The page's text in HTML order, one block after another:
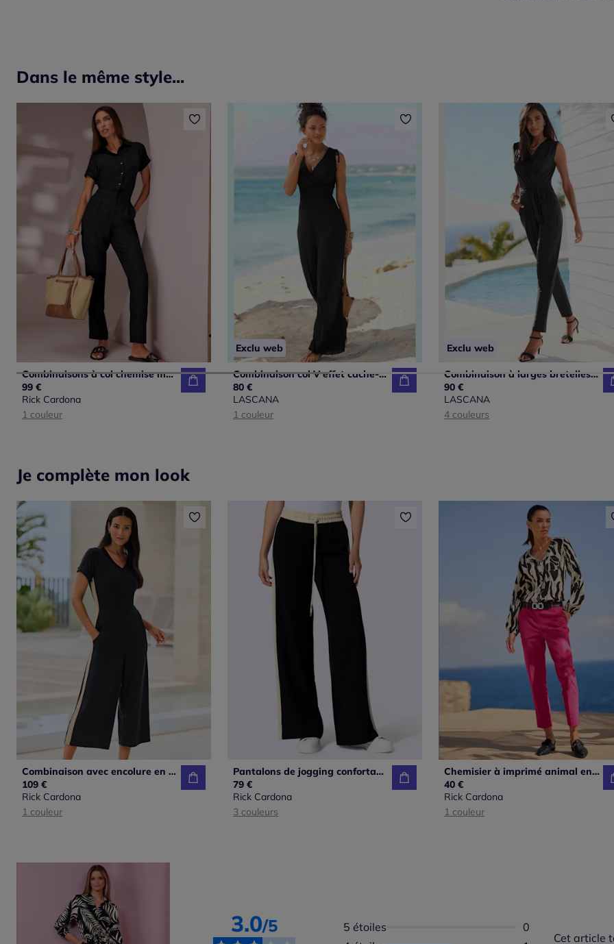
Dans le même style...
Combinaisons à col chemise mancherons et taille soulignée
99 €
Rick Cardona
1 couleur
Exclu web
Combinaison col V effet cache-cœur à bretelles et jambes amples
80 €
LASCANA
1 couleur
Exclu web
Combinaison à larges bretelles avec ceinture à nouer et poches latérales
90 €
LASCANA
4 couleurs
Je complète mon look
Combinaison avec encolure en V manches courtes et poches
109 €
Rick Cardona
1 couleur
Pantalons de jogging confortables avec ceinture élastique rayée
79 €
Rick Cardona
3 couleurs
Chemisier à imprimé animal en viscose douce fluide
40 €
Rick Cardona
1 couleur
3.0/5 5 étoiles Aucun avis
0
Cet article
Répartition